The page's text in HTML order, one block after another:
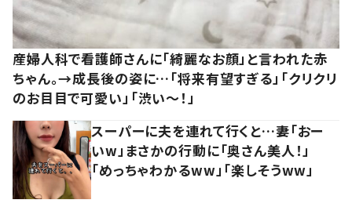
産婦人科で看護師さんに「綺麗なお顔」と言われた赤
ちゃん。→成長後の姿に…「将来有望すぎる」「クリクリ
のお目目で可愛い」「渋い～！」
スーパーに夫を連れて行くと…妻「おー
いw」まさかの行動に「奥さん美人！」
「めっちゃわかるww」「楽しそうww」